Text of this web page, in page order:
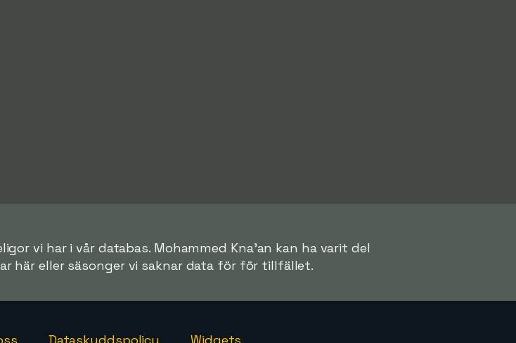
vi har i vår databas. Mohammed Kna'an kan ha varit del
här eller säsonger vi saknar data för för tillfället.
Dataskyddspolicy Widgets